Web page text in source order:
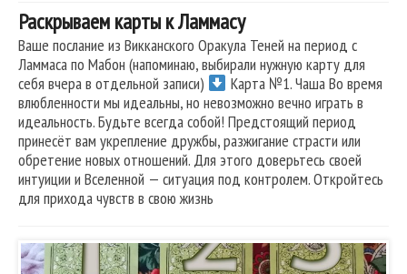
Раскрываем карты к Ламмасу
Ваше послание из Викканского Оракула Теней на период с
Ламмаса по Мабон (напоминаю, выбирали нужную карту для
себя вчера в отдельной записи)
Карта №1. Чаша Во время
влюбленности мы идеальны, но невозможно вечно играть в
идеальность. Будьте всегда собой! Предстоящий период
принесёт вам укрепление дружбы, разжигание страсти или
обретение новых отношений. Для этого доверьтесь своей
интуиции и Вселенной — ситуация под контролем. Откройтесь
для прихода чувств в свою жизнь